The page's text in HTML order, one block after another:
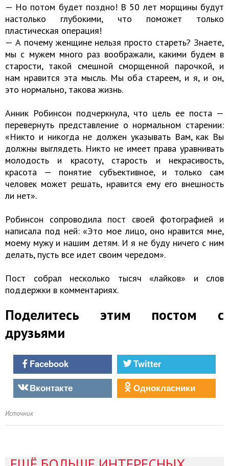
— Но потом будет поздно! В 50 лет морщины будут
настолько глубокими, что поможет только
пластическая операция!
— А почему женщине нельзя просто стареть? Знаете,
мы с мужем много раз воображали, какими будем в
старости, такой смешной сморщенной парочкой, и
нам нравится эта мысль. Мы оба стареем, и я, и он,
это нормально, такова жизнь.
Анник Робинсон подчеркнула, что цель ее поста —
перевернуть представление о нормальном старении:
«Никто и никогда не должен указывать Вам, как Вы
должны выглядеть. Никто не имеет права уравнивать
молодость и красоту, старость и некрасивость,
красота — понятие субъективное, и только сам
человек может решать, нравится ему его внешность
ли нет».
Робинсон сопроводила пост своей фотографией и
написала под ней: «Это мое лицо, оно нравится мне,
моему мужу и нашим детям. И я не буду ничего с ним
делать, пусть все идет своим чередом».
Пост собрал несколько тысяч «лайков» и слов
поддержки в комментариях.
Поделитесь этим постом с
друзьями
Facebook
Twitter
Вконтакте
Однокласники
Источник